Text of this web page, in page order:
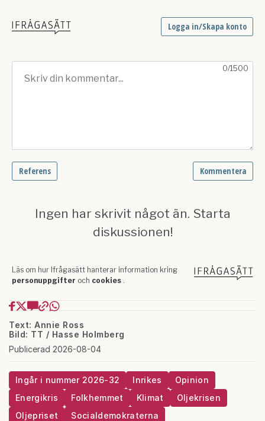
Text: Annie Ross
Bild: TT / Hasse Holmberg
Publicerad 2026-08-04
Ingår i nummer 2026-32 Inrikes
Opinion
Energikris
Folkhemmet Klimat
Oljekrisen
Oljepriset
Socialdemokraterna